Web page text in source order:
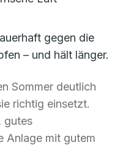
gegen die
– und hält länger.
Sommer deutlich
richtig einsetzt.
gutes
Anlage mit gutem